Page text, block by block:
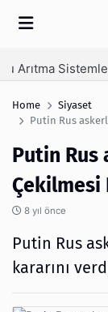
Home
Siyaset
Putin Rus
Putin
Çekilmesi
8 yıl önce
Putin Rus
kararını